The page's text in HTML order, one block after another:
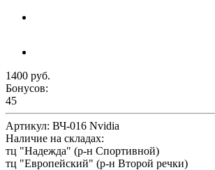
1400 руб.
Бонусов:
45
Артикул: ВЧ-016 Nvidia
Наличие на складах:
тц "Надежда" (р-н Спортивной)
тц "Европейский" (р-н Второй речки)